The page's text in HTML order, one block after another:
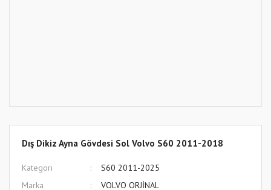
Dış Dikiz Ayna Gövdesi Sol Volvo S60 2011-2018
Kategori
S60 2011-2025
Marka
VOLVO ORJİNAL